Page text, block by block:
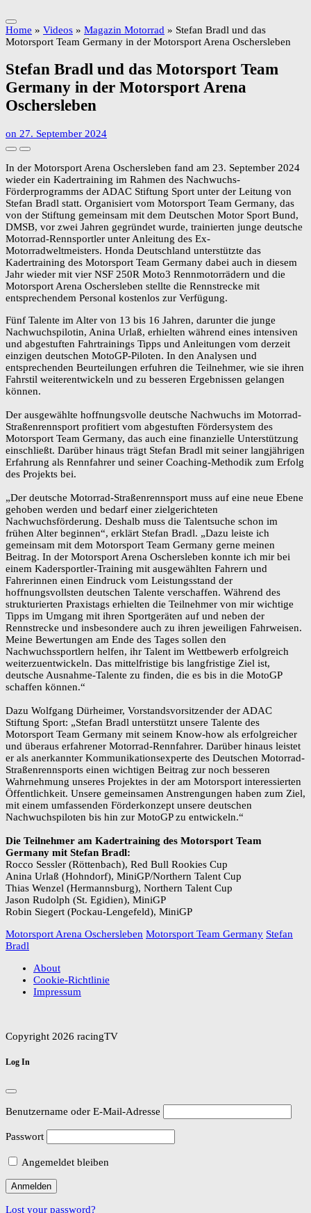
Home » Videos » Magazin Motorrad » Stefan Bradl und das
Motorsport Team Germany in der Motorsport Arena Oschersleben
Stefan Bradl und das Motorsport Team
Germany in der Motorsport Arena
Oschersleben
on 27. September 2024
In der Motorsport Arena Oschersleben fand am 23. September 2024
wieder ein Kadertraining im Rahmen des Nachwuchs-
Förderprogramms der ADAC Stiftung Sport unter der Leitung von
Stefan Bradl statt. Organisiert vom Motorsport Team Germany, das
von der Stiftung gemeinsam mit dem Deutschen Motor Sport Bund,
DMSB, vor zwei Jahren gegründet wurde, trainierten junge deutsche
Motorrad-Rennsportler unter Anleitung des Ex-
Motorradweltmeisters. Honda Deutschland unterstützte das
Kadertraining des Motorsport Team Germany dabei auch in diesem
Jahr wieder mit vier NSF 250R Moto3 Rennmotorrädern und die
Motorsport Arena Oschersleben stellte die Rennstrecke mit
entsprechendem Personal kostenlos zur Verfügung.
Fünf Talente im Alter von 13 bis 16 Jahren, darunter die junge
Nachwuchspilotin, Anina Urlaß, erhielten während eines intensiven
und abgestuften Fahrtrainings Tipps und Anleitungen vom derzeit
einzigen deutschen MotoGP-Piloten. In den Analysen und
entsprechenden Beurteilungen erfuhren die Teilnehmer, wie sie ihren
Fahrstil weiterentwickeln und zu besseren Ergebnissen gelangen
können.
Der ausgewählte hoffnungsvolle deutsche Nachwuchs im Motorrad-
Straßenrennsport profitiert vom abgestuften Fördersystem des
Motorsport Team Germany, das auch eine finanzielle Unterstützung
einschließt. Darüber hinaus trägt Stefan Bradl mit seiner langjährigen
Erfahrung als Rennfahrer und seiner Coaching-Methodik zum Erfolg
des Projekts bei.
„Der deutsche Motorrad-Straßenrennsport muss auf eine neue Ebene
gehoben werden und bedarf einer zielgerichteten
Nachwuchsförderung. Deshalb muss die Talentsuche schon im
frühen Alter beginnen“, erklärt Stefan Bradl. „Dazu leiste ich
gemeinsam mit dem Motorsport Team Germany gerne meinen
Beitrag. In der Motorsport Arena Oschersleben konnte ich mir bei
einem Kadersportler-Training mit ausgewählten Fahrern und
Fahrerinnen einen Eindruck vom Leistungsstand der
hoffnungsvollsten deutschen Talente verschaffen. Während des
strukturierten Praxistags erhielten die Teilnehmer von mir wichtige
Tipps im Umgang mit ihren Sportgeräten auf und neben der
Rennstrecke und insbesondere auch zu ihren jeweiligen Fahrweisen.
Meine Bewertungen am Ende des Tages sollen den
Nachwuchssportlern helfen, ihr Talent im Wettbewerb erfolgreich
weiterzuentwickeln. Das mittelfristige bis langfristige Ziel ist,
deutsche Ausnahme-Talente zu finden, die es bis in die MotoGP
schaffen können.“
Dazu Wolfgang Dürheimer, Vorstandsvorsitzender der ADAC
Stiftung Sport: „Stefan Bradl unterstützt unsere Talente des
Motorsport Team Germany mit seinem Know-how als erfolgreicher
und überaus erfahrener Motorrad-Rennfahrer. Darüber hinaus leistet
er als anerkannter Kommunikationsexperte des Deutschen Motorrad-
Straßenrennsports einen wichtigen Beitrag zur noch besseren
Wahrnehmung unseres Projektes in der am Motorsport interessierten
Öffentlichkeit. Unsere gemeinsamen Anstrengungen haben zum Ziel,
mit einem umfassenden Förderkonzept unsere deutschen
Nachwuchspiloten bis hin zur MotoGP zu entwickeln.“
Die Teilnehmer am Kadertraining des Motorsport Team
Germany mit Stefan Bradl:
Rocco Sessler (Röttenbach), Red Bull Rookies Cup
Anina Urlaß (Hohndorf), MiniGP/Northern Talent Cup
Thias Wenzel (Hermannsburg), Northern Talent Cup
Jason Rudolph (St. Egidien), MiniGP
Robin Siegert (Pockau-Lengefeld), MiniGP
Motorsport Arena Oschersleben Motorsport Team Germany Stefan
Bradl
About
Cookie-Richtlinie
Impressum
Copyright 2026 racingTV
Log In
Benutzername oder E-Mail-Adresse
Passwort
Angemeldet bleiben
Lost your password?